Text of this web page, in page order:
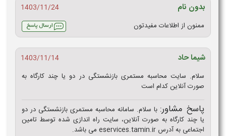
بدون نام
1403/11/24
ممنون از اطلاعات مفیدتون
شیما حاد
1403/11/14
سلام. سایت محاسبه مستمری بازنشستگی در دو یا چند کارگاه به
صورت آنلاین کدام است
پاسخ مشاور: با سلام. سامانه محاسبه مستمری بازنشستگی در دو
یا چند کارگاه به صورت آنلاین، سایت راه اندازی شده توسط تامین
اجتماعی به آدرس eservices.tamin.ir می باشد.